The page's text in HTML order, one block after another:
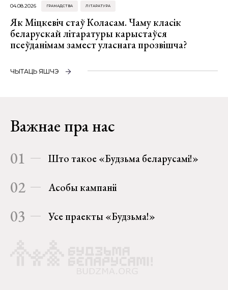
04.08.2026 ГРАМАДСТВА ЛІТАРАТУРА
Як Міцкевіч стаў Коласам. Чаму класік
беларускай літаратуры карыстаўся
псеўданімам замест уласнага прозвішча?
ЧЫТАЦЬ ЯШЧЭ
Важнае пра нас
01 Што такое «Будзьма беларусамі!»
02 Асобы кампаніі
03 Усе праекты «Будзьма!»